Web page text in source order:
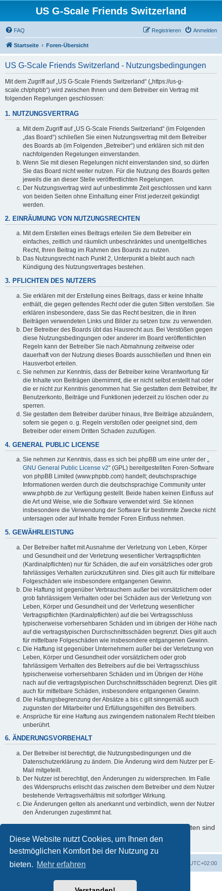
Diese Website nutzt Cookies, um Ihnen den
bestmöglichen Komfort bei der Nutzung zu
bieten. Mehr erfahren
US G-Scale Friends Switzerland
FAQ Anmelden
Registrieren
Startseite Foren-Übersicht
US G-Scale Friends Switzerland - Nutzungsbedingungen
Mit dem Zugriff auf „US G-Scale Friends Switzerland“ („https://us-g-
scale.ch/phpbb“) wird zwischen Ihnen und dem Betreiber ein Vertrag mit
folgenden Regelungen geschlossen:
1. NUTZUNGSVERTRAG
Mit dem Zugriff auf „US G-Scale Friends Switzerland“ (im Folgenden
„das Board“) schließen Sie einen Nutzungsvertrag mit dem Betreiber
des Boards ab (im Folgenden „Betreiber“) und erklären sich mit den
nachfolgenden Regelungen einverstanden.
Wenn Sie mit diesen Regelungen nicht einverstanden sind, so dürfen
Sie das Board nicht weiter nutzen. Für die Nutzung des Boards gelten
jeweils die an dieser Stelle veröffentlichten Regelungen.
Der Nutzungsvertrag wird auf unbestimmte Zeit geschlossen und kann
von beiden Seiten ohne Einhaltung einer Frist jederzeit gekündigt
werden.
2. EINRÄUMUNG VON NUTZUNGSRECHTEN
Mit dem Erstellen eines Beitrags erteilen Sie dem Betreiber ein
einfaches, zeitlich und räumlich unbeschränktes und unentgeltliches
Recht, Ihren Beitrag im Rahmen des Boards zu nutzen.
Das Nutzungsrecht nach Punkt 2, Unterpunkt a bleibt auch nach
Kündigung des Nutzungsvertrages bestehen.
3. PFLICHTEN DES NUTZERS
Sie erklären mit der Erstellung eines Beitrags, dass er keine Inhalte
enthält, die gegen geltendes Recht oder die guten Sitten verstoßen. Sie
erklären insbesondere, dass Sie das Recht besitzen, die in Ihren
Beiträgen verwendeten Links und Bilder zu setzen bzw. zu verwenden.
Der Betreiber des Boards übt das Hausrecht aus. Bei Verstößen gegen
diese Nutzungsbedingungen oder anderer im Board veröffentlichten
Regeln kann der Betreiber Sie nach Abmahnung zeitweise oder
dauerhaft von der Nutzung dieses Boards ausschließen und Ihnen ein
Hausverbot erteilen.
Sie nehmen zur Kenntnis, dass der Betreiber keine Verantwortung für
die Inhalte von Beiträgen übernimmt, die er nicht selbst erstellt hat oder
die er nicht zur Kenntnis genommen hat. Sie gestatten dem Betreiber, Ihr
Benutzerkonto, Beiträge und Funktionen jederzeit zu löschen oder zu
sperren.
Sie gestatten dem Betreiber darüber hinaus, Ihre Beiträge abzuändern,
sofern sie gegen o. g. Regeln verstoßen oder geeignet sind, dem
Betreiber oder einem Dritten Schaden zuzufügen.
4. GENERAL PUBLIC LICENSE
Sie nehmen zur Kenntnis, dass es sich bei phpBB um eine unter der „
GNU General Public License v2“ (GPL) bereitgestellten Foren-Software
von phpBB Limited (www.phpbb.com) handelt; deutschsprachige
Informationen werden durch die deutschsprachige Community unter
www.phpbb.de zur Verfügung gestellt. Beide haben keinen Einfluss auf
die Art und Weise, wie die Software verwendet wird. Sie können
insbesondere die Verwendung der Software für bestimmte Zwecke nicht
untersagen oder auf Inhalte fremder Foren Einfluss nehmen.
5. GEWÄHRLEISTUNG
Der Betreiber haftet mit Ausnahme der Verletzung von Leben, Körper
und Gesundheit und der Verletzung wesentlicher Vertragspflichten
(Kardinalpflichten) nur für Schäden, die auf ein vorsätzliches oder grob
fahrlässiges Verhalten zurückzuführen sind. Dies gilt auch für mittelbare
Folgeschäden wie insbesondere entgangenen Gewinn.
Die Haftung ist gegenüber Verbrauchern außer bei vorsätzlichem oder
grob fahrlässigem Verhalten oder bei Schäden aus der Verletzung von
Leben, Körper und Gesundheit und der Verletzung wesentlicher
Vertragspflichten (Kardinalpflichten) auf die bei Vertragsschluss
typischerweise vorhersehbaren Schäden und im übrigen der Höhe nach
auf die vertragstypischen Durchschnittsschäden begrenzt. Dies gilt auch
für mittelbare Folgeschäden wie insbesondere entgangenen Gewinn.
Die Haftung ist gegenüber Unternehmern außer bei der Verletzung von
Leben, Körper und Gesundheit oder vorsätzlichem oder grob
fahrlässigem Verhalten des Betreibers auf die bei Vertragsschluss
typischerweise vorhersehbaren Schäden und im Übrigen der Höhe
nach auf die vertragstypischen Durchschnittsschäden begrenzt. Dies gilt
auch für mittelbare Schäden, insbesondere entgangenen Gewinn.
Die Haftungsbegrenzung der Absätze a bis c gilt sinngemäß auch
zugunsten der Mitarbeiter und Erfüllungsgehilfen des Betreibers.
Ansprüche für eine Haftung aus zwingendem nationalem Recht bleiben
unberührt.
6. ÄNDERUNGSVORBEHALT
Der Betreiber ist berechtigt, die Nutzungsbedingungen und die
Datenschutzerklärung zu ändern. Die Änderung wird dem Nutzer per E-
Mail mitgeteilt.
Der Nutzer ist berechtigt, den Änderungen zu widersprechen. Im Falle
des Widerspruchs erlischt das zwischen dem Betreiber und dem Nutzer
bestehende Vertragsverhältnis mit sofortiger Wirkung.
Die Änderungen gelten als anerkannt und verbindlich, wenn der Nutzer
den Änderungen zugestimmt hat.
Informationen über den Umgang mit Ihren persönlichen Daten sind
in der Datenschutzerklärung enthalten.
Startseite Foren-Übersicht UTC+02:00
Powered byphpBB® Forum Software © phpBB Limited
Deutsche Übersetzung durch